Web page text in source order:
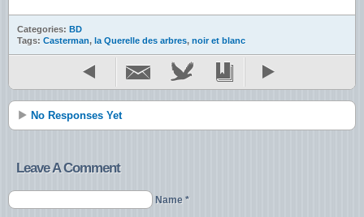
Categories: BD
Tags: Casterman, la Querelle des arbres, noir et blanc
No Responses Yet
Leave A Comment
Name *